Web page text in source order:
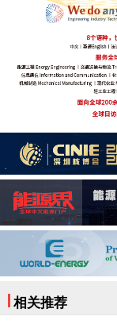
相关推荐